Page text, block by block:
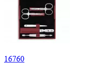
16760